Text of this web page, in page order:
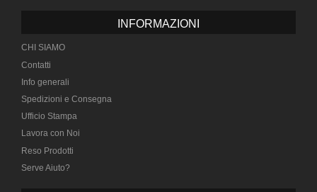
INFORMAZIONI
CHI SIAMO
Contatti
Info generali
Spedizioni e Consegna
Ufficio Stampa
Lavora con Noi
Reso Prodotti
Serve Aiuto?